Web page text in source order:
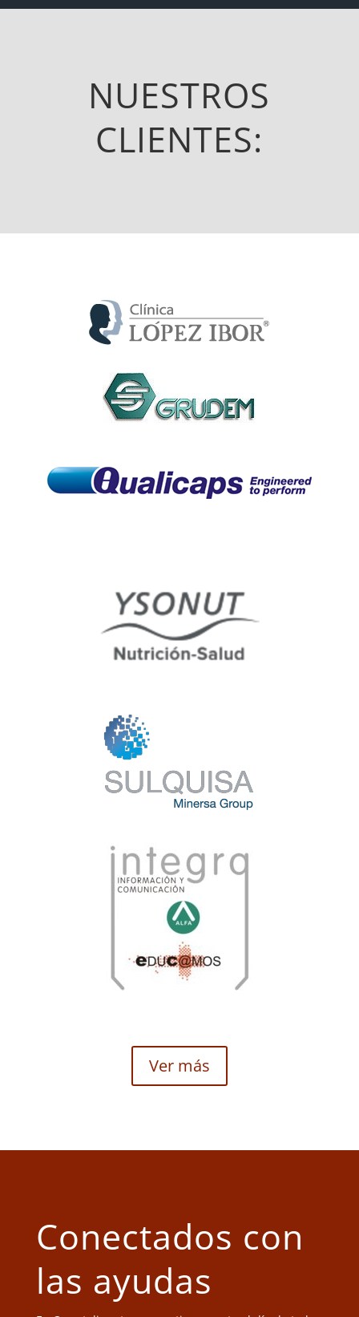
NUESTROS
CLIENTES:
Ver más
Conectados con
las ayudas